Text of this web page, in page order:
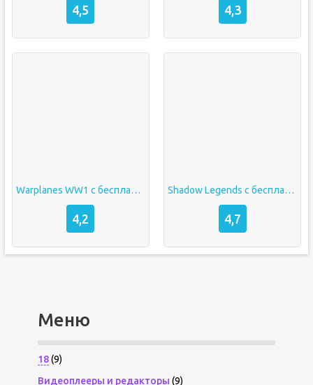
4,5 4,3
Warplanes WW1 с бесплатными покупками
4,2
Shadow Legends с бесплатными покупками
4,7
Меню
18(9)
Видеоплееры и редакторы (9)